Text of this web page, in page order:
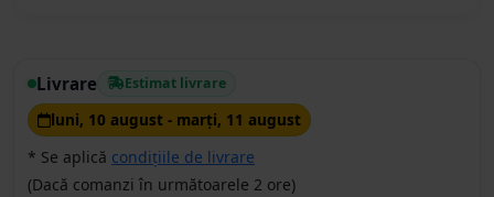
Livrare Estimat livrare
luni, 10 august - marţi, 11 august
* Se aplică condițiile de livrare
(Dacă comanzi în următoarele 2 ore)